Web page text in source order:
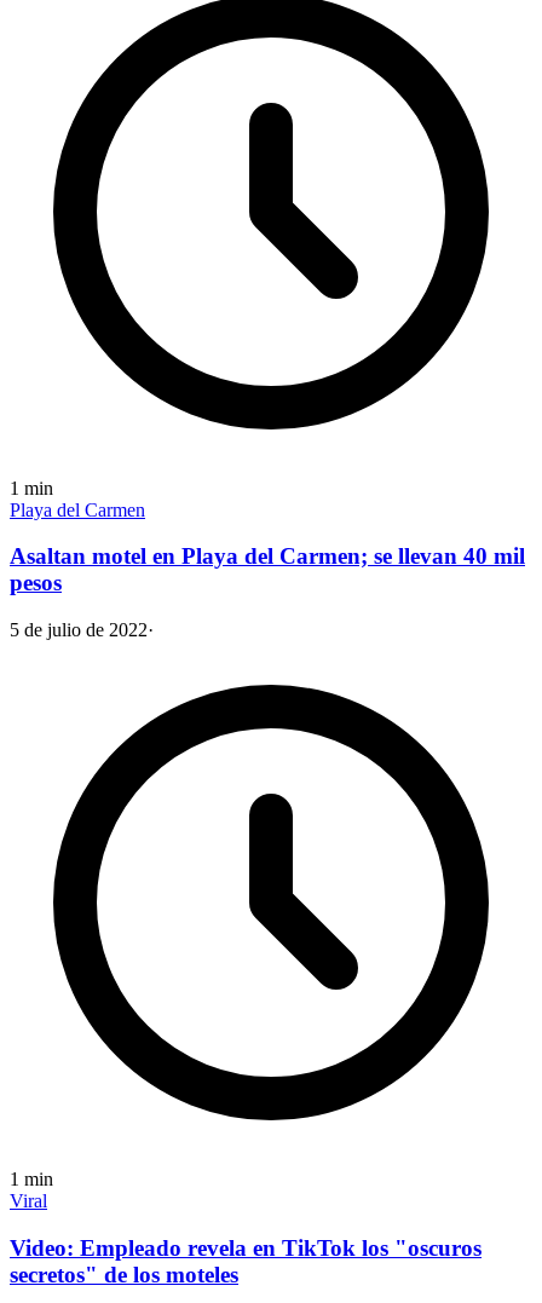
1 min
Playa del Carmen
Asaltan motel en Playa del Carmen; se llevan 40 mil
pesos
5 de julio de 2022·
1 min
Viral
Video: Empleado revela en TikTok los "oscuros
secretos" de los moteles